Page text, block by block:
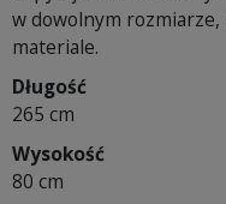
w dowolnym rozmiarze,
materiale.
Długość
265 cm
Wysokość
80 cm